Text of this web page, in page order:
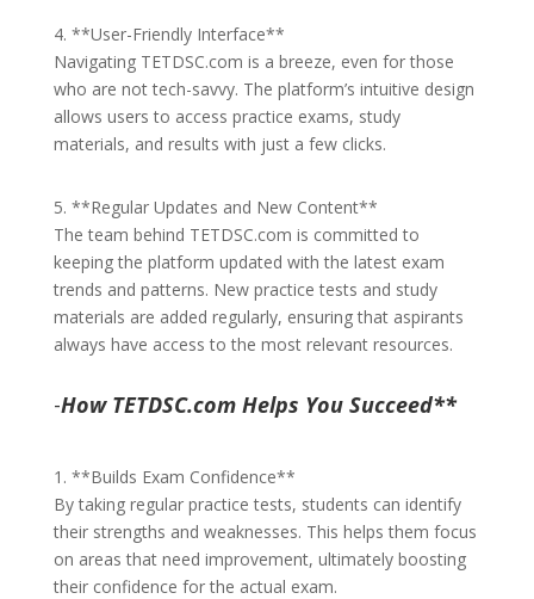
4. **User-Friendly Interface**
Navigating TETDSC.com is a breeze, even for those
who are not tech-savvy. The platform’s intuitive design
allows users to access practice exams, study
materials, and results with just a few clicks.
5. **Regular Updates and New Content**
The team behind TETDSC.com is committed to
keeping the platform updated with the latest exam
trends and patterns. New practice tests and study
materials are added regularly, ensuring that aspirants
always have access to the most relevant resources.
-How TETDSC.com Helps You Succeed**
1. **Builds Exam Confidence**
By taking regular practice tests, students can identify
their strengths and weaknesses. This helps them focus
on areas that need improvement, ultimately boosting
their confidence for the actual exam.